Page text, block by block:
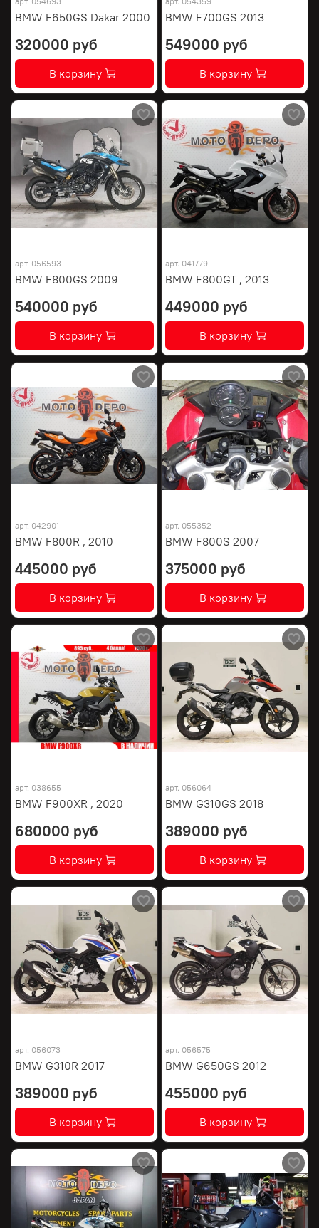
BMW F650GS Dakar 2000
320000 руб
В корзину
BMW F700GS 2013
549000 руб
В корзину
арт. 056593
BMW F800GS 2009
540000 руб
В корзину
арт. 041779
BMW F800GT , 2013
449000 руб
В корзину
арт. 042901
BMW F800R , 2010
445000 руб
В корзину
арт. 055352
BMW F800S 2007
375000 руб
В корзину
арт. 038655
BMW F900XR , 2020
680000 руб
В корзину
арт. 056064
BMW G310GS 2018
389000 руб
В корзину
арт. 056073
BMW G310R 2017
389000 руб
В корзину
арт. 056575
BMW G650GS 2012
455000 руб
В корзину